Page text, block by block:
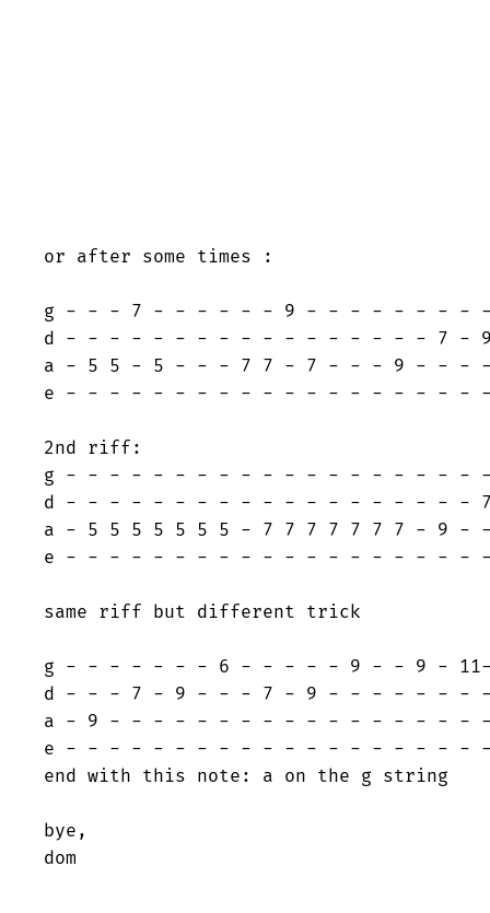
or after some times :
g - - - 7 - - - - - - 9 - - - - - - - -
d - - - - - - - - - - - - - - - - - 7 -
a - 5 5 - 5 - - - 7 7 - 7 - - - 9 - -
e - - - - - - - - - - - - - - - - - - -
2nd riff:
g - - - - - - - - - - - - - - - - - - -
d - - - - - - - - - - - - - - - - - - -
a - 5 5 5 5 5 5 5 - 7 7 7 7 7 7 7 -
e - - - - - - - - - - - - - - - - - - -
same riff but different trick
g - - - - - - - 6 - - - - - 9 - - 9 - 11-
d - - - 7 - 9 - - - 7 - 9 - - - - - - -
a - 9 - - - - - - - - - - - - - - - - -
e - - - - - - - - - - - - - - - - - - -
end with this note: a on the g string
bye,
dom